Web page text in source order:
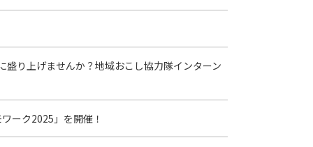
盛り上げませんか？地域おこし協力隊インターン
ーク2025」を開催！